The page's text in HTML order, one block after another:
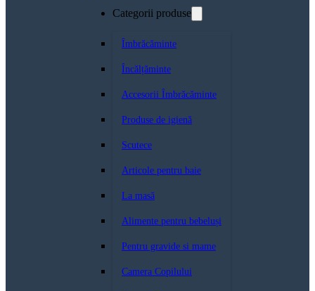
Categorii produse
Îmbrăcăminte
Încălțăminte
Accesorii Îmbrăcăminte
Produse de igienă
Scutece
Articole pentru baie
La masă
Alimente pentru bebeluși
Pentru gravide si mame
Camera Copilului